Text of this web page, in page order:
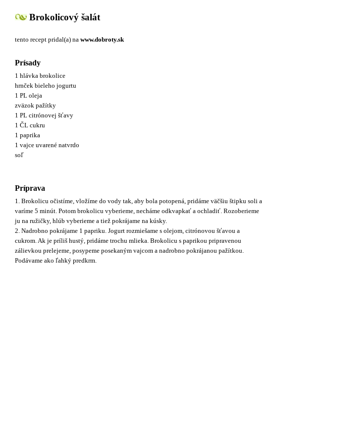
Brokolicový šalát
tento recept pridal(a) na www.dobroty.sk
Prísady
1 hlávka brokolice
hrnček bieleho jogurtu
1 PL oleja
zväzok pažítky
1 PL citrónovej šťavy
1 ČL cukru
1 paprika
1 vajce uvarené natvrdo
soľ
Príprava
1. Brokolicu očistíme, vložíme do vody tak, aby bola potopená, pridáme väčšiu štipku soli a
varíme 5 minút. Potom brokolicu vyberieme, necháme odkvapkať a ochladiť. Rozoberieme
ju na ružičky, hlúb vyberieme a tiež pokrájame na kúsky.
2. Nadrobno pokrájame 1 papriku. Jogurt rozmiešame s olejom, citrónovou šťavou a
cukrom. Ak je príliš hustý, pridáme trochu mlieka. Brokolicu s paprikou pripravenou
zálievkou prelejeme, posypeme posekaným vajcom a nadrobno pokrájanou pažítkou.
Podávame ako ľahký predkrm.